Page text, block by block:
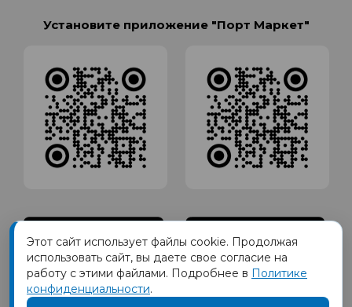
Установите приложение "Порт Маркет"
Товарный знак ПОРТ принадлежит Обществу с Ограниченной
ответственностью СИГМАТОРГ, ОГРН 1191690035570, ИНН 1655417189
Этот сайт использует файлы cookie. Продолжая
использовать сайт, вы даете свое согласие на
работу с этими файлами. Подробнее в Политике
конфиденциальности.